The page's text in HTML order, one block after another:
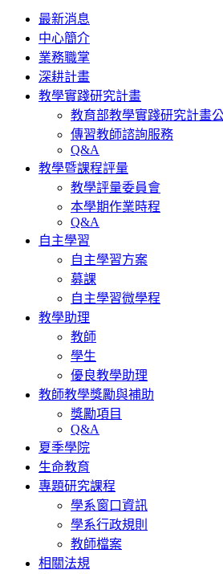
最新消息
中心簡介
業務職掌
深耕計畫
教學實踐研究計畫
教育部教學實踐研究計畫
傳習教師諮詢服務
Q&A
教學暨課程評量
教學評量委員會
本學期作業時程
Q&A
自主學習
自主學習方案
募課
自主學習微學程
教學助理
教師
學生
優良教學助理
教師教學獎勵與補助
獎勵項目
Q&A
夏季學院
生命教育
專題研究課程
學系窗口資訊
學系行政規則
教師檔案
相關法規